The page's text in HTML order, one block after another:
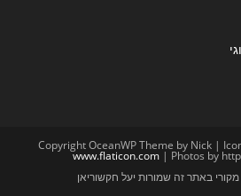
Copyright OceanWP Theme by Nick |
www.flaticon.com | Photos by
מקורי באתר זה שמורות יעל חקשוריאן